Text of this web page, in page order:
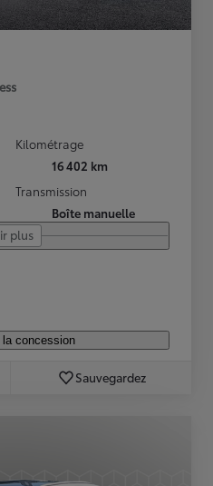
Kilométrage
16 402 km
Transmission
Boîte manuelle
plus
concession
Sauvegardez